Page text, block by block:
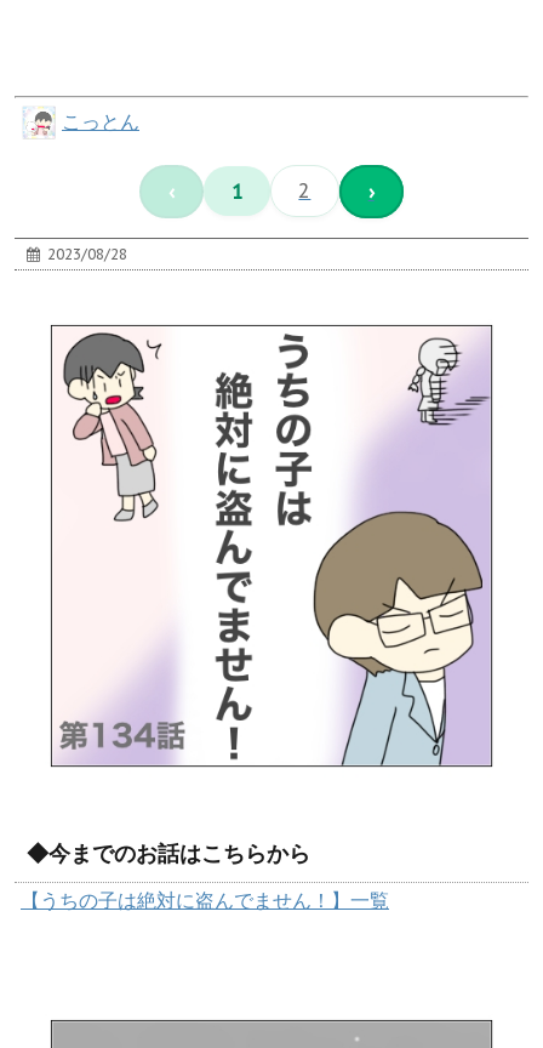
こっとん
‹ 1 2 ›
2023/08/28
◆今までのお話はこちらから
【うちの子は絶対に盗んでません！】一覧